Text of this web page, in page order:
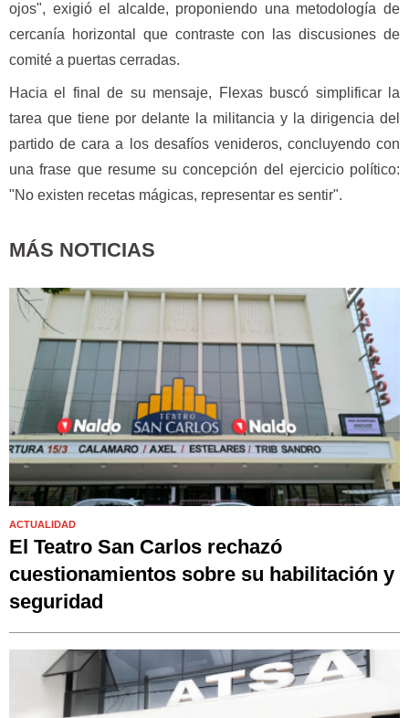
ojos", exigió el alcalde, proponiendo una metodología de
cercanía horizontal que contraste con las discusiones de
comité a puertas cerradas.
Hacia el final de su mensaje, Flexas buscó simplificar la
tarea que tiene por delante la militancia y la dirigencia del
partido de cara a los desafíos venideros, concluyendo con
una frase que resume su concepción del ejercicio político:
"No existen recetas mágicas, representar es sentir".
MÁS NOTICIAS
ACTUALIDAD
El Teatro San Carlos rechazó
cuestionamientos sobre su habilitación y
seguridad